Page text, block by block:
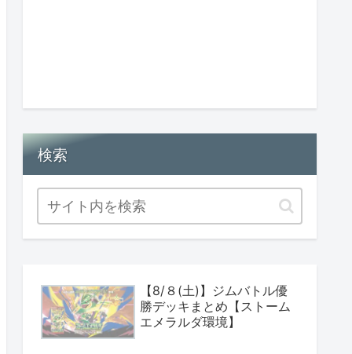
検索
【8/８(土)】ジムバトル優
勝デッキまとめ【ストーム
エメラルダ環境】